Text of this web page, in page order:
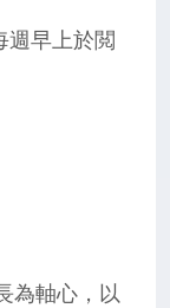
早上於閲
為軸心，以